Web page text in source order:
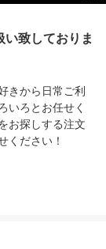
い致しておりま
きから日常ご利
いろとお任せく
お探しする注文
ください！